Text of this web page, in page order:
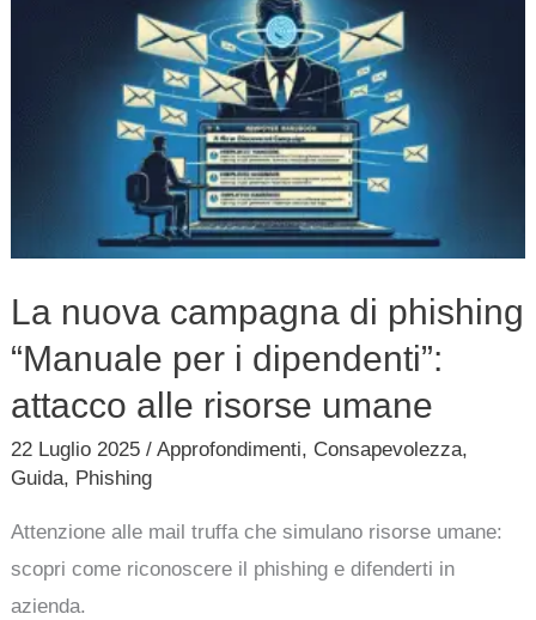
La nuova campagna di phishing
“Manuale per i dipendenti”:
attacco alle risorse umane
22 Luglio 2025/Approfondimenti, Consapevolezza,
Guida, Phishing
Attenzione alle mail truffa che simulano risorse umane:
scopri come riconoscere il phishing e difenderti in
azienda.
attacco
alle
risorse